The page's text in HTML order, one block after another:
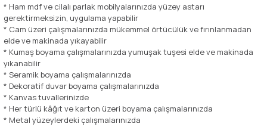
* Ham mdf ve cilalı parlak mobilyalarınızda yüzey astarı
gerektirmeksizin, uygulama yapabilir
* Cam üzeri çalışmalarınızda mükemmel örtücülük ve fırınlanmadan
elde ve makinada yıkayabilir
* Kumaş boyama çalışmalarınızda yumuşak tuşesi elde ve makinada
yıkanabilir
* Seramik boyama çalışmalarınızda
* Dekoratif duvar boyama çalışmalarınızda
* Kanvas tuvallerinizde
* Her türlü kâğıt ve karton üzeri boyama çalışmalarınızda
* Metal yüzeylerdeki çalışmalarınızda